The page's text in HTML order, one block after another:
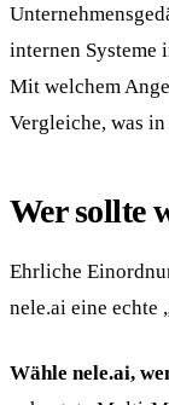
internen Systeme
Mit welchem
Vergleiche, was
Wer sollte
Ehrliche
nele.ai eine echte
Wähle nele.ai,